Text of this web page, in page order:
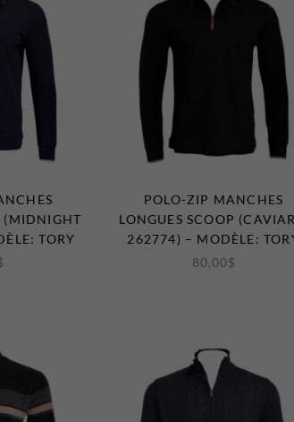
(MIDNIGHT
TORY
POLO-ZIP MANCHES
LONGUES SCOOP
262774) – MODÈLE:
80,00$